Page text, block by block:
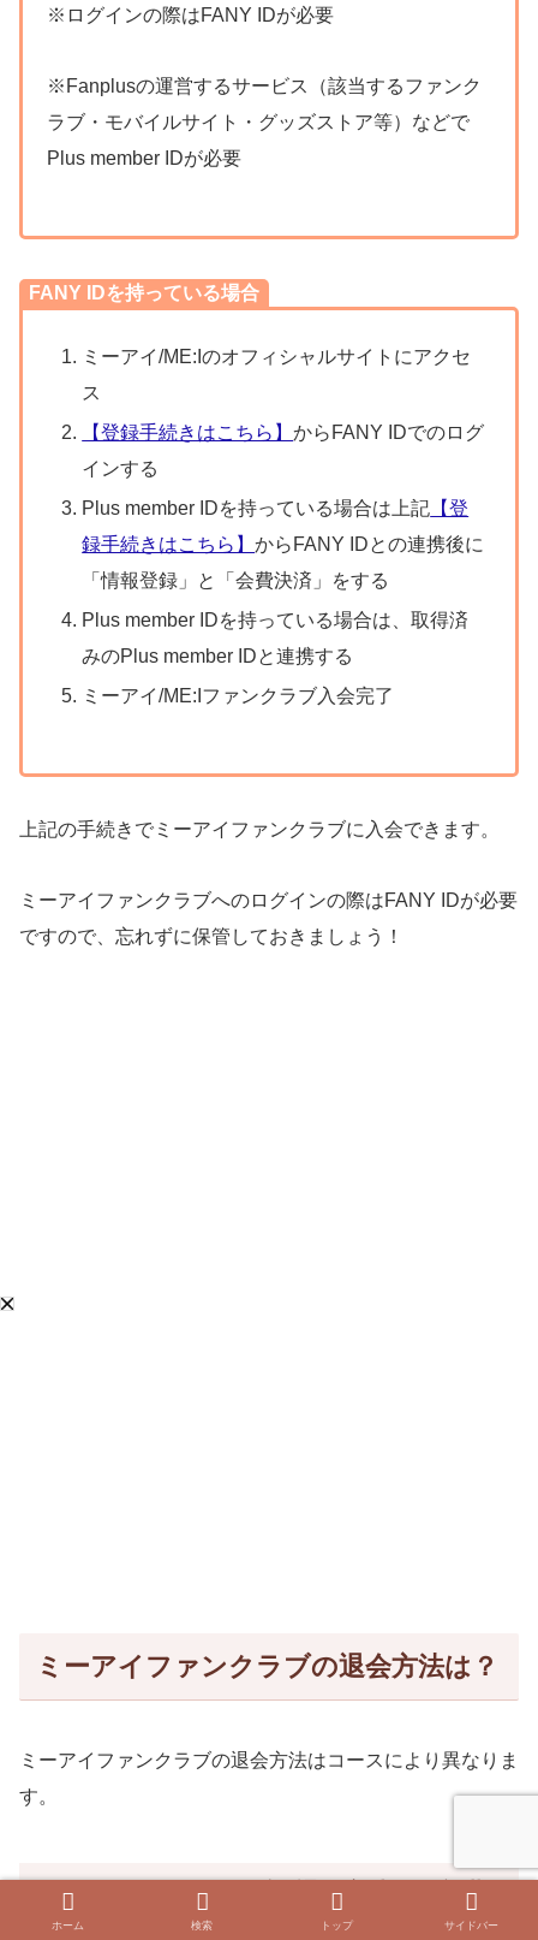
※ログインの際はFANY IDが必要
※Fanplusの運営するサービス（該当するファンク
ラブ・モバイルサイト・グッズストア等）などで
Plus member IDが必要
FANY IDを持っている場合
ミーアイ/ME:Iのオフィシャルサイトにアクセ
ス
【登録手続きはこちら】からFANY IDでのログ
インする
Plus member IDを持っている場合は上記 【登
録手続きはこちら】からFANY IDとの連携後に
「情報登録」と「会費決済」をする
Plus member IDを持っている場合は、取得済
みのPlus member IDと連携する
ミーアイ/ME:Iファンクラブ入会完了
上記の手続きでミーアイファンクラブに入会できます。
ミーアイファンクラブへのログインの際はFANY IDが必要
ですので、忘れずに保管しておきましょう！
ミーアイファンクラブの退会方法は？
ミーアイファンクラブの退会方法はコースにより異なりま
す。
ミーアイファンクラブの退会方法：月額費
コース
ホーム 検索 トップ サイドバー